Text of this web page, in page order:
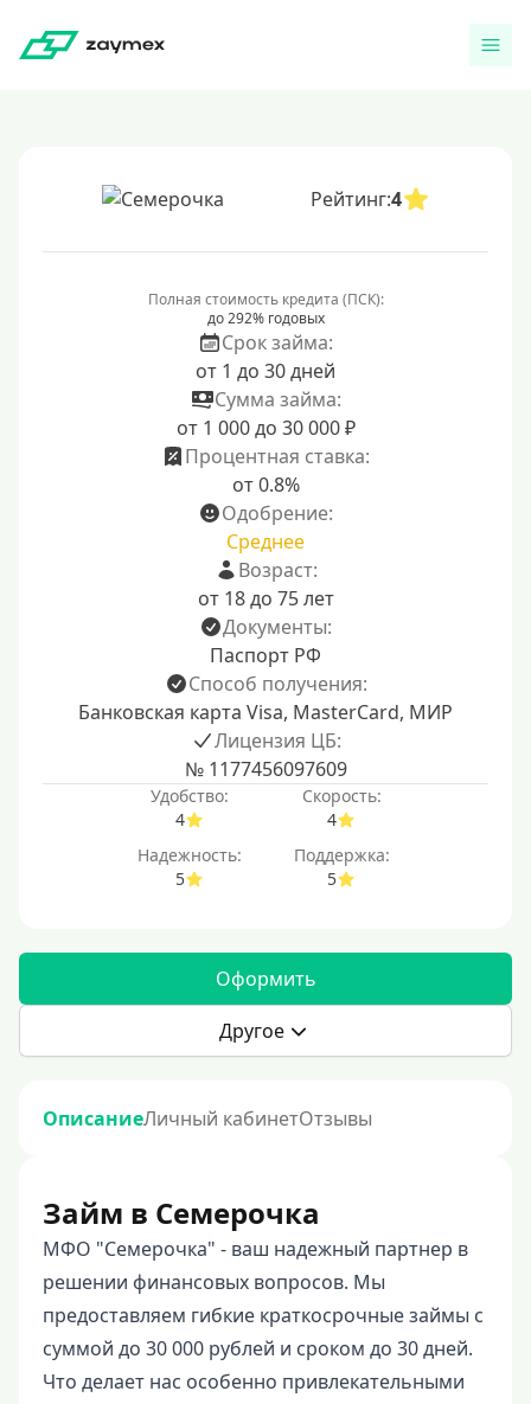
Рейтинг:4
Полная стоимость кредита (ПСК):
до 292% годовых
Срок займа:
от 1 до 30 дней
Сумма займа:
от 1 000 до 30 000 ₽
Процентная ставка:
от 0.8%
Одобрение:
Среднее
Возраст:
от 18 до 75 лет
Документы:
Паспорт РФ
Способ получения:
Банковская карта Visa, MasterCard, МИР
Лицензия ЦБ:
№ 1177456097609
Удобство:
4
Скорость:
4
Надежность:
5
Поддержка:
5
Оформить
Другое
ОписаниеЛичный кабинетОтзывы
Займ в Семерочка
МФО "Семерочка" - ваш надежный партнер в
решении финансовых вопросов. Мы
предоставляем гибкие краткосрочные займы с
суммой до 30 000 рублей и сроком до 30 дней.
Что делает нас особенно привлекательными